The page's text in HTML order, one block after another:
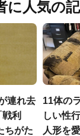
に人気の
連れ去
利
ちがた
11体の
しい性
人形を